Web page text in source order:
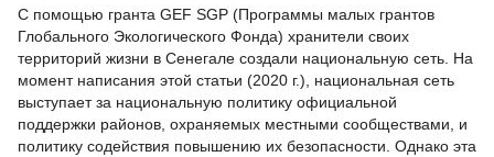
С помощью гранта GEF SGP (Программы малых грантов
Глобального Экологического Фонда) хранители своих
территорий жизни в Сенегале создали национальную сеть. На
момент написания этой статьи (2020 г.), национальная сеть
выступает за национальную политику официальной
поддержки районов, охраняемых местными сообществами, и
политику содействия повышению их безопасности. Однако эта